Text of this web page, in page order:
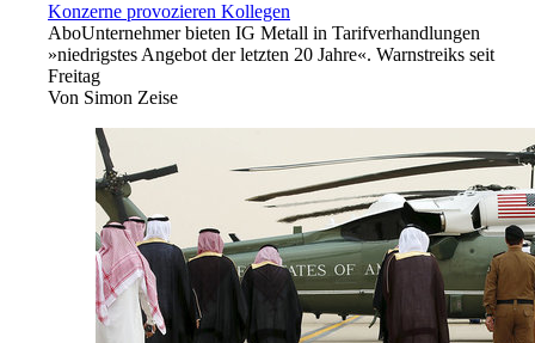
Konzerne provozieren Kollegen
AboUnternehmer bieten IG Metall in Tarifverhandlungen
»niedrigstes Angebot der letzten 20 Jahre«. Warnstreiks seit
Freitag
Von Simon Zeise